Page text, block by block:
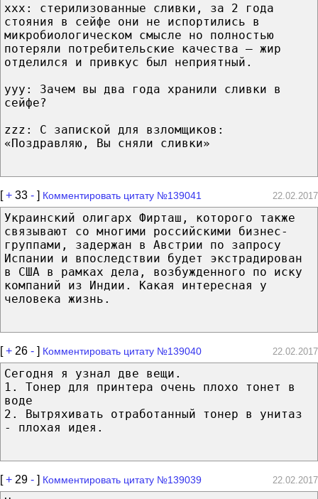
xxx: стерилизованные сливки, за 2 года
стояния в сейфе они не испортились в
микробиологическом смысле но полностью
потеряли потребительские качества — жир
отделился и привкус был неприятный.
yyy: Зачем вы два года хранили сливки в
сейфе?
zzz: С запиской для взломщиков:
«Поздравляю, Вы сняли сливки»
[+ 33 - ] Комментировать цитату №139041 22.02.2017
Украинский олигарх Фирташ, которого также
связывают со многими российскими бизнес-
группами, задержан в Австрии по запросу
Испании и впоследствии будет экстрадирован
в США в рамках дела, возбужденного по иску
компаний из Индии. Какая интересная у
человека жизнь.
[+ 26 - ] Комментировать цитату №139040 22.02.2017
Сегодня я узнал две вещи.
1. Тонер для принтера очень плохо тонет в
воде
2. Вытряхивать отработанный тонер в унитаз
- плохая идея.
[+ 29 - ] Комментировать цитату №139039 22.02.2017